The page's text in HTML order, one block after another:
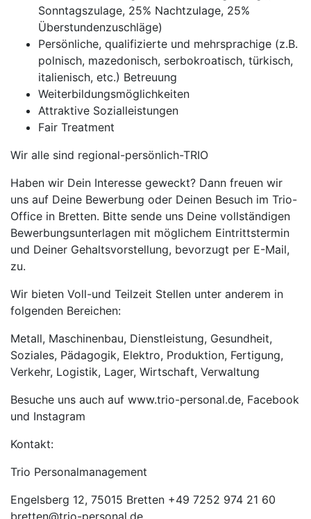
Sonntagszulage, 25% Nachtzulage, 25%
Überstundenzuschläge)
Persönliche, qualifizierte und mehrsprachige (z.B.
polnisch, mazedonisch, serbokroatisch, türkisch,
italienisch, etc.) Betreuung
Weiterbildungsmöglichkeiten
Attraktive Sozialleistungen
Fair Treatment
Wir alle sind regional-persönlich-TRIO
Haben wir Dein Interesse geweckt? Dann freuen wir
uns auf Deine Bewerbung oder Deinen Besuch im Trio-
Office in Bretten. Bitte sende uns Deine vollständigen
Bewerbungsunterlagen mit möglichem Eintrittstermin
und Deiner Gehaltsvorstellung, bevorzugt per E-Mail,
zu.
Wir bieten Voll-und Teilzeit Stellen unter anderem in
folgenden Bereichen:
Metall, Maschinenbau, Dienstleistung, Gesundheit,
Soziales, Pädagogik, Elektro, Produktion, Fertigung,
Verkehr, Logistik, Lager, Wirtschaft, Verwaltung
Besuche uns auch auf www.trio-personal.de, Facebook
und Instagram
Kontakt:
Trio Personalmanagement
Engelsberg 12, 75015 Bretten +49 7252 974 21 60
bretten@trio-personal.de